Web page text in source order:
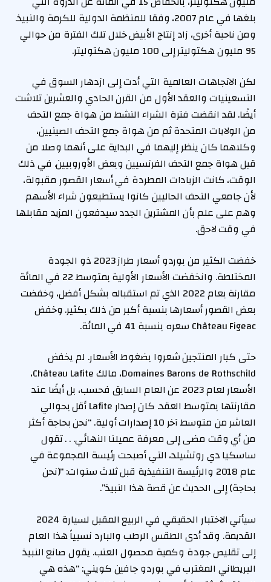
بلغها في عام 2007، وفقا للمنظمة الدولية للكرمة والنبيذ.
ومن ناحية أخرى، زاد إنتاج الأبيض خلال تلك الفترة من حوالي
95 مليون هكتوليتر إلى 100 مليون هكتوليتر.
لكن الاتجاهات العالمية التي أدت إلى ازدهار السوق في
التسعينيات والعقد الأول من القرن الحادي والعشرين تلاشت
أيضًا. لقد انقضت فترة الشراء النشط من هواة جمع التحف
من الولايات المتحدة ثم من هواة جمع التحف الصينيين،
وكلاهما كان ينظر إليهما في البداية على أنهما وصلا من
قبل هواة جمع التحف الفرنسيين وبعض الأوروبيين. في ذلك
الوقت، كانت الزيادات المطردة في أسعار القصور مقبولة،
لأن جامعي التحف الحاليين كانوا يستطيعون شراء الأسهم
وهم على علم بأن المشترين الجدد سيدفعون المزيد مقابلها
في وقت لاحق.
خفضت الكثير من بوردو أسعار طراز 2023 ذو الجودة
المختلطة. وانخفضت الأسعار الأولية بمتوسط ​​22 في المائة
مقارنة بعام 2022 الذي تم استقباله بشكل أفضل، وخفضت
بعض القصور أسعارها بنسبة أكبر من ذلك بكثير. وخفض
Château Figeac سعره بنسبة 41 في المائة.
حتى كبار المنتجين شعروا بضغوط الأسعار. لم يخفض
Domaines Barons de Rothschild، مالك Château Lafite،
الأسعار لعام 2023 عن العام السابق فحسب، بل أيضًا عند
مقارنتها بمتوسط ​​العقد. كان إصدار Lafite أقل بحوالي
العاشر من متوسط ​​آخر 10 إصدارات أولية. “نحن بحاجة أكثر
من أي وقت مضى إلى معرفة عميلنا النهائي. . . تقول
ساسكيا دي روتشيلد، التي أصبحت رئيسة المجموعة في
عام 2018 والرئيسة التنفيذية قبل ثلاث سنوات: “(نحن
بحاجة) إلى الحديث عن قصة هذا النبيذ”.
سيأتي الاختبار الحقيقي في الربيع المقبل لسيارة 2024
القديمة. وقد أدى الطقس الرطب والبارد نسبياً هذا العام
إلى تقليص جودة وكمية محصول العنب. يقول صانع النبيذ
البريطاني المغترب في بوردو جافين كويني: “هذه هي